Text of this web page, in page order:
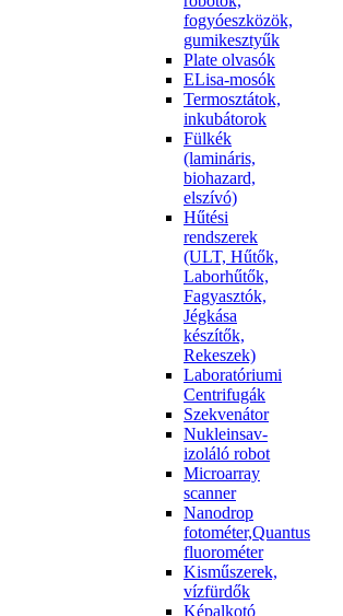
fogyóeszközök,
gumikesztyűk
Plate olvasók
ELisa-mosók
Termosztátok,
inkubátorok
Fülkék
(lamináris,
biohazard,
elszívó)
Hűtési
rendszerek
(ULT, Hűtők,
Laborhűtők,
Fagyasztók,
Jégkása
készítők,
Rekeszek)
Laboratóriumi
Centrifugák
Szekvenátor
Nukleinsav-
izoláló robot
Microarray
scanner
Nanodrop
fotométer,Quantus
fluorométer
Kisműszerek,
vízfürdők
Képalkotó